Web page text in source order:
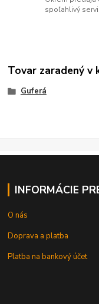
spoľahlivý
Tovar zaradený v
Guferá
INFORMÁCIE
O nás
Doprava a platba
Platba na bankový účet